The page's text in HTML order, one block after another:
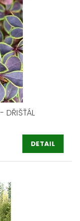
DŘIŠŤÁL
DETAIL